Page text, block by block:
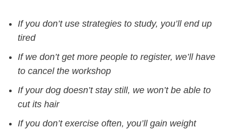
If you don’t use strategies to study, you’ll end up
tired
If we don’t get more people to register, we’ll have
to cancel the workshop
If your dog doesn’t stay still, we won’t be able to
cut its hair
If you don’t exercise often, you’ll gain weight